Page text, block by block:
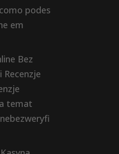
podes
em
Bez
Recenzje
temat